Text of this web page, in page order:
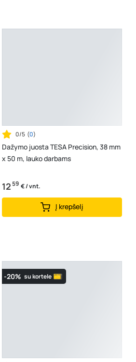
0/5 (0)
Dažymo juosta TESA Precision, 38 mm
x 50 m, lauko darbams
1259 € / vnt.
Į krepšelį
-20% su kortele